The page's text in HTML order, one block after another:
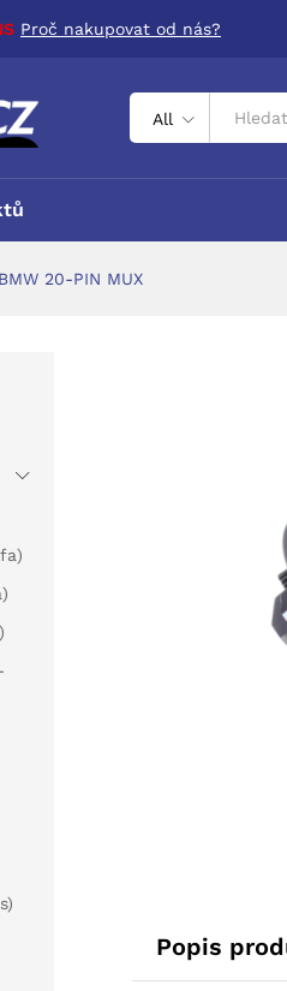
Proč nakupovat od nás?
All
20-PIN MUX
Popis
Hodnocení (0)